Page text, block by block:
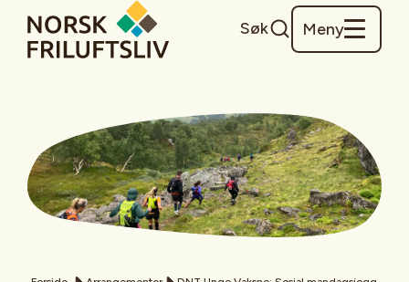
Søk Meny